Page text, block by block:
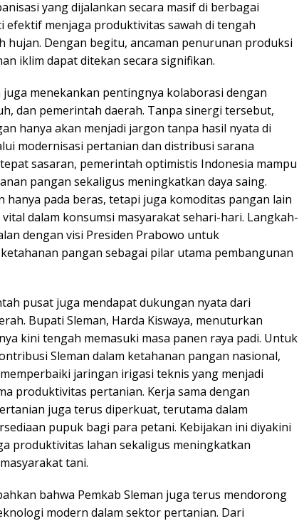
yang dijalankan secara masif di berbagai
efektif menjaga produktivitas sawah di tengah
hujan. Dengan begitu, ancaman penurunan produksi
iklim dapat ditekan secara signifikan.
menekankan pentingnya kolaborasi dengan
dan pemerintah daerah. Tanpa sinergi tersebut,
hanya akan menjadi jargon tanpa hasil nyata di
modernisasi pertanian dan distribusi sarana
sasaran, pemerintah optimistis Indonesia mampu
pangan sekaligus meningkatkan daya saing.
hanya pada beras, tetapi juga komoditas pangan lain
dalam konsumsi masyarakat sehari-hari. Langkah-
dengan visi Presiden Prabowo untuk
pangan sebagai pilar utama pembangunan
pusat juga mendapat dukungan nyata dari
Bupati Sleman, Harda Kiswaya, menuturkan
kini tengah memasuki masa panen raya padi. Untuk
Sleman dalam ketahanan pangan nasional,
jaringan irigasi teknis yang menjadi
produktivitas pertanian. Kerja sama dengan
juga terus diperkuat, terutama dalam
pupuk bagi para petani. Kebijakan ini diyakini
produktivitas lahan sekaligus meningkatkan
tani.
bahwa Pemkab Sleman juga terus mendorong
modern dalam sektor pertanian. Dari